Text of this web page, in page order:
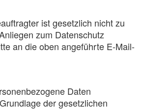
ist gesetzlich nicht zu
zum Datenschutz
an die oben angeführte E-Mail-
Daten
der gesetzlichen